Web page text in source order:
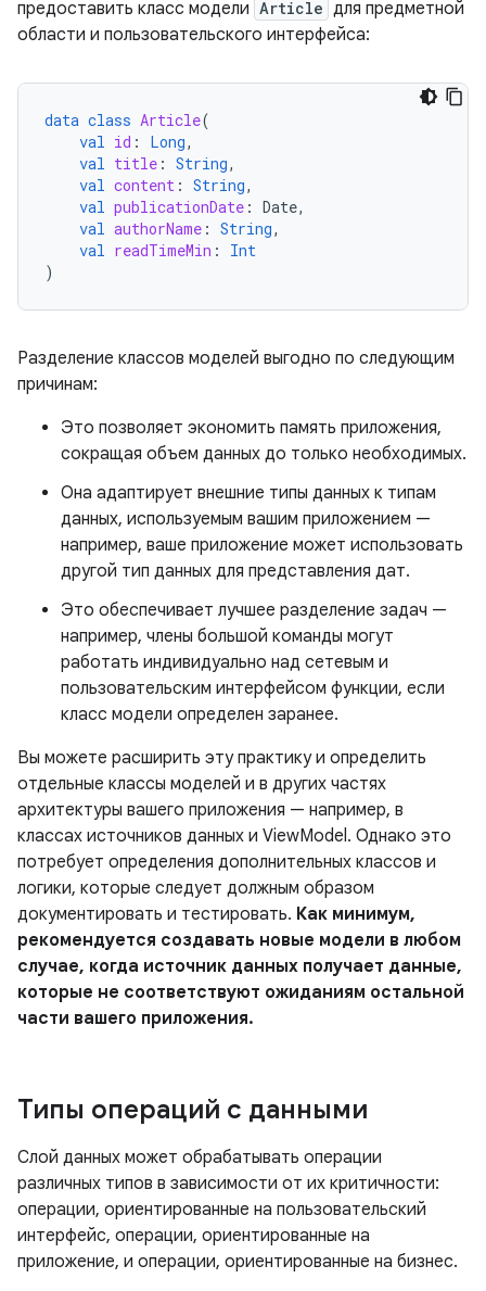
предоставить класс модели Article для предметной
области и пользовательского интерфейса:
data class Article(
val id : Long,
val title : String,
val content : String,
val publicationDate : Date,
val authorName : String,
val readTimeMin :
Int
)
Разделение классов моделей выгодно по следующим
причинам:
Это позволяет экономить память приложения,
сокращая объем данных до только необходимых.
Она адаптирует внешние типы данных к типам
данных, используемым вашим приложением —
например, ваше приложение может использовать
другой тип данных для представления дат.
Это обеспечивает лучшее разделение задач —
например, члены большой команды могут
работать индивидуально над сетевым и
пользовательским интерфейсом функции, если
класс модели определен заранее.
Вы можете расширить эту практику и определить
отдельные классы моделей и в других частях
архитектуры вашего приложения — например, в
классах источников данных и ViewModel. Однако это
потребует определения дополнительных классов и
логики, которые следует должным образом
документировать и тестировать. Как минимум,
рекомендуется создавать новые модели в любом
случае, когда источник данных получает данные,
которые не соответствуют ожиданиям остальной
части вашего приложения.
Типы операций с данными
Слой данных может обрабатывать операции
различных типов в зависимости от их критичности:
операции, ориентированные на пользовательский
интерфейс, операции, ориентированные на
приложение, и операции, ориентированные на бизнес.